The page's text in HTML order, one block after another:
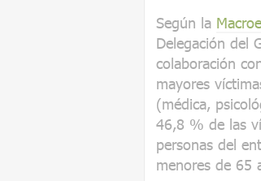
Según la
Delegación del
colaboración
mayores
(médica,
46,8 % de las
personas del
menores de 65